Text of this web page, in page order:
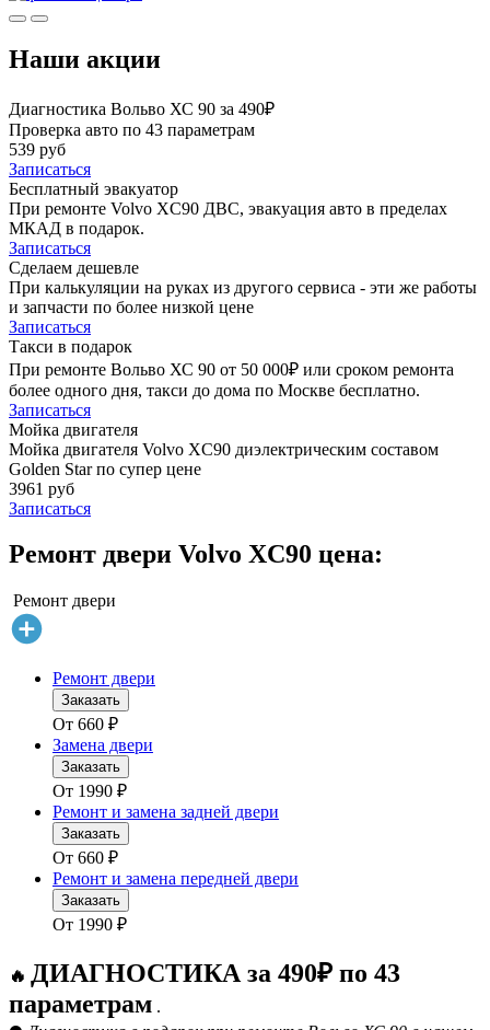
Наши акции
Диагностика Вольво ХС 90 за 490₽
Проверка авто по 43 параметрам
539 руб
Записаться
Бесплатный эвакуатор
При ремонте Volvo XC90 ДВС, эвакуация авто в пределах
МКАД в подарок.
Записаться
Сделаем дешевле
При калькуляции на руках из другого сервиса - эти же работы
и запчасти по более низкой цене
Записаться
Такси в подарок
При ремонте Вольво ХС 90 от 50 000₽ или сроком ремонта
более одного дня, такси до дома по Москве бесплатно.
Записаться
Мойка двигателя
Мойка двигателя Volvo XC90 диэлектрическим составом
Golden Star по супер цене
3961 руб
Записаться
Ремонт двери Volvo XC90 цена:
Ремонт двери
Ремонт двери
Заказать
От 660 ₽
Замена двери
Заказать
От 1990 ₽
Ремонт и замена задней двери
Заказать
От 660 ₽
Ремонт и замена передней двери
Заказать
От 1990 ₽
🔥 ДИАГНОСТИКА за 490₽ по 43
параметрам .